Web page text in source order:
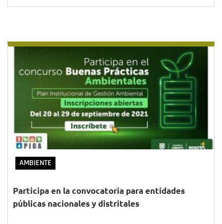
AMBIENTE
Participa en la convocatoria para entidades
públicas nacionales y distritales